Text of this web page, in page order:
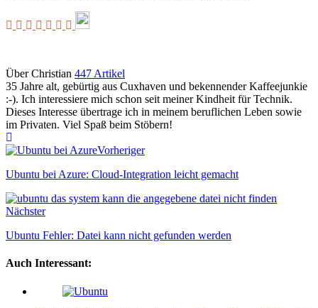
Über Christian 447 Artikel
35 Jahre alt, gebürtig aus Cuxhaven und bekennender Kaffeejunkie
:-). Ich interessiere mich schon seit meiner Kindheit für Technik.
Dieses Interesse übertrage ich in meinem beruflichen Leben sowie
im Privaten. Viel Spaß beim Stöbern!
Vorheriger
Ubuntu bei Azure: Cloud-Integration leicht gemacht
Nächster
Ubuntu Fehler: Datei kann nicht gefunden werden
Auch Interessant: